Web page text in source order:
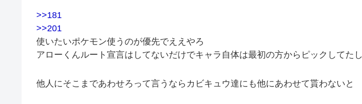
>>181
>>201
使いたいポケモン使うのが優先でええやろ
アローくんルート宣言はしてないだけでキャラ自体は最初の方からピックしてたし
他人にそこまであわせろって言うならカビキュウ達にも他にあわせて貰わないと